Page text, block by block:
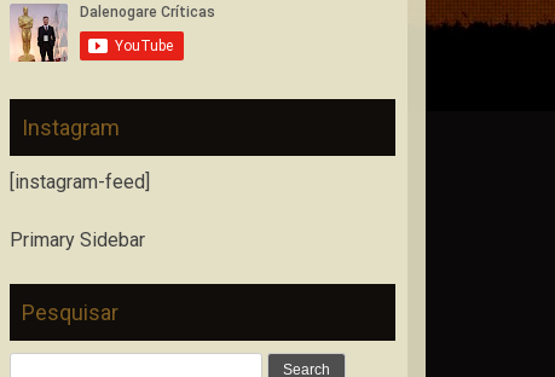
Instagram
[instagram-feed]
Primary Sidebar
Pesquisar